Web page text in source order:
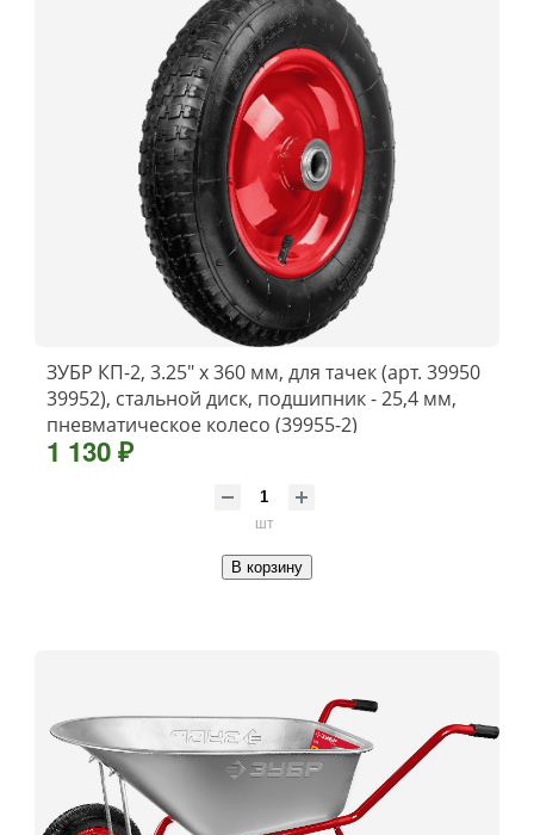
ЗУБР КП-2, 3.25″ х 360 мм, для тачек (арт. 39950
39952), стальной диск, подшипник - 25,4 мм,
пневматическое колесо (39955-2)
1 130 ₽
шт
В корзину